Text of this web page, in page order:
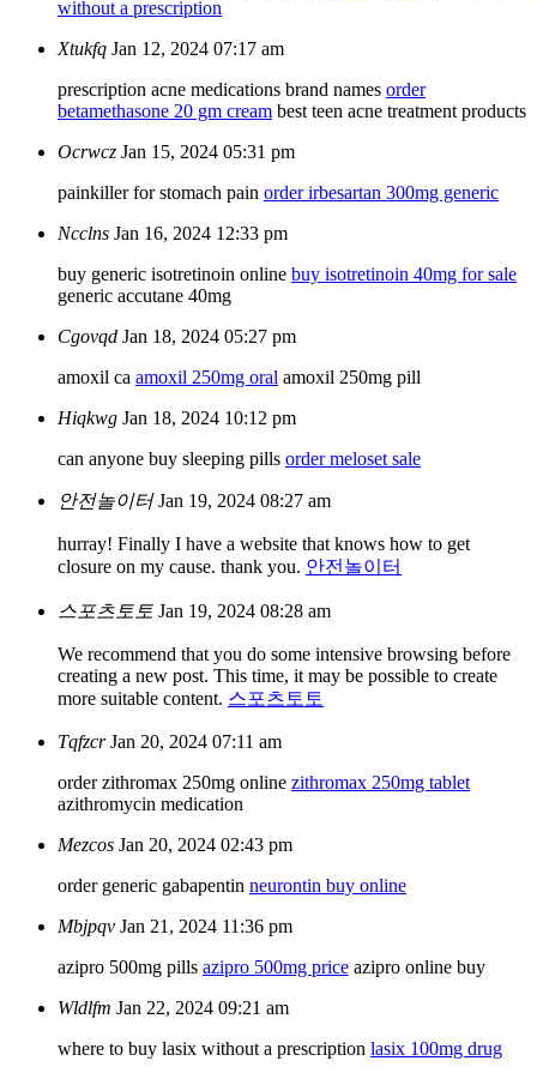
without a prescription
Xtukfq Jan 12, 2024 07:17 am
prescription acne medications brand names order
betamethasone 20 gm cream best teen acne treatment products
Ocrwcz Jan 15, 2024 05:31 pm
painkiller for stomach pain order irbesartan 300mg generic
Ncclns Jan 16, 2024 12:33 pm
buy generic isotretinoin online buy isotretinoin 40mg for sale
generic accutane 40mg
Cgovqd Jan 18, 2024 05:27 pm
amoxil ca amoxil 250mg oral amoxil 250mg pill
Hiqkwg Jan 18, 2024 10:12 pm
can anyone buy sleeping pills order meloset sale
안전놀이터 Jan 19, 2024 08:27 am
hurray! Finally I have a website that knows how to get
closure on my cause. thank you. 안전놀이터
스포츠토토 Jan 19, 2024 08:28 am
We recommend that you do some intensive browsing before
creating a new post. This time, it may be possible to create
more suitable content. 스포츠토토
Tqfzcr Jan 20, 2024 07:11 am
order zithromax 250mg online zithromax 250mg tablet
azithromycin medication
Mezcos Jan 20, 2024 02:43 pm
order generic gabapentin neurontin buy online
Mbjpqv Jan 21, 2024 11:36 pm
azipro 500mg pills azipro 500mg price azipro online buy
Wldlfm Jan 22, 2024 09:21 am
where to buy lasix without a prescription lasix 100mg drug